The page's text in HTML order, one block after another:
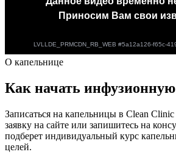
О капельнице
Как начать
Записаться на капельницы в Clean
заявку на сайте или запишитесь на
подберет индивидуальный курс
целей.